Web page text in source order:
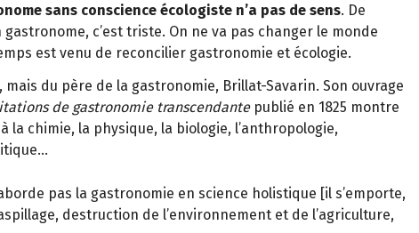
sans conscience écologiste n’a pas de sens. De
gastronome, c’est triste. On ne va pas changer le monde
est venu de reconcilier gastronomie et écologie.
mais du père de la gastronomie, Brillat-Savarin. Son ouvrage
de gastronomie transcendantepublié en 1825 montre
la chimie, la physique, la biologie, l’anthropologie,
pas la gastronomie en science holistique [il s’emporte,
destruction de l’environnement et de l’agriculture,